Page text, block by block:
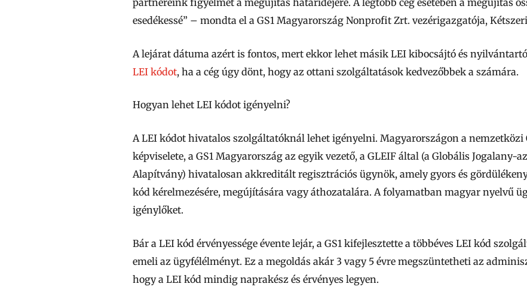
partnereink figyelmét a megújítás határidejére. A legtöbb cég esetében a megújítás
esedékessé” – mondta el a GS1 Magyarország Nonprofit Zrt. vezérigazgatója,
A lejárat dátuma azért is fontos, mert ekkor lehet másik LEI kibocsájtó és
LEI kódot, ha a cég úgy dönt, hogy az ottani szolgáltatások kedvezőbbek a számára.
Hogyan lehet LEI kódot igényelni?
A LEI kódot hivatalos szolgáltatóknál lehet igényelni. Magyarországon a nemzetközi
képviselete, a GS1 Magyarország az egyik vezető, a GLEIF által (a Globális Jogalany-
Alapítvány) hivatalosan akkreditált regisztrációs ügynök, amely gyors és
kód kérelmezésére, megújítására vagy áthozatalára. A folyamatban magyar nyelvű
igénylőket.
Bár a LEI kód érvényessége évente lejár, a GS1 kifejlesztette a többéves LEI kód
emeli az ügyfélélményt. Ez a megoldás akár 3 vagy 5 évre megszüntetheti az
hogy a LEI kód mindig naprakész és érvényes legyen.